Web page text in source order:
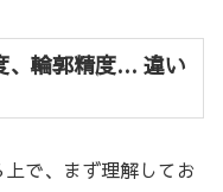
、輪郭精度… 違い
で、まず理解してお